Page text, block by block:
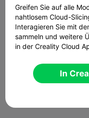
Greifen Sie auf alle
nahtlosem Cloud-
Interagieren Sie mit
sammeln und weitere
in der Creality Cloud
In